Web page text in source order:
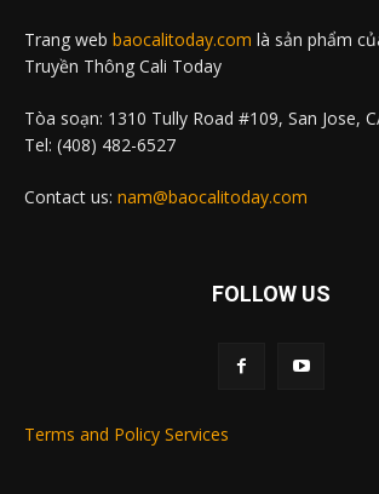
Trang web baocalitoday.com là sản phẩm
Truyền Thông Cali Today
Tòa soạn: 1310 Tully Road #109, San Jose,
Tel: (408) 482-6527
Contact us: nam@baocalitoday.com
FOLLOW US
Terms and Policy Services